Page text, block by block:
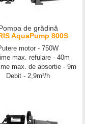
de grădină
AquaPump 800S
motor - 750W
max. refulare - 40m
max. de absortie - 9m
Debit - 2,9m³/h